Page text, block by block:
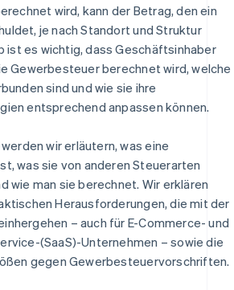
wird, kann der Betrag, den ein
je nach Standort und Struktur
ist es wichtig, dass Geschäftsinhaber
Gewerbesteuer berechnet wird, welche
sind und wie sie ihre
entsprechend anpassen können.
wir erläutern, was eine
was sie von anderen Steuerarten
wie man sie berechnet. Wir erklären
Herausforderungen, die mit der
– auch für E-Commerce- und
(SaaS)-Unternehmen – sowie die
gegen Gewerbesteuervorschriften.